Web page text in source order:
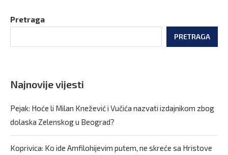
Pretraga
PRETRAGA
Najnovije vijesti
Pejak: Hoće li Milan Knežević i Vučića nazvati izdajnikom zbog
dolaska Zelenskog u Beograd?
Koprivica: Ko ide Amfilohijevim putem, ne skreće sa Hristove